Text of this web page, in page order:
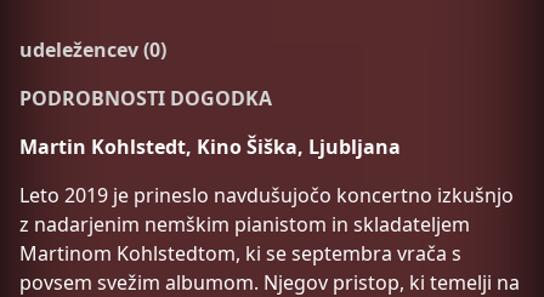
udeležencev (0)
PODROBNOSTI DOGODKA
Martin Kohlstedt, Kino Šiška, Ljubljana
Leto 2019 je prineslo navdušujočo koncertno izkušnjo
z nadarjenim nemškim pianistom in skladateljem
Martinom Kohlstedtom, ki se septembra vrača s
povsem svežim albumom. Njegov pristop, ki temelji na